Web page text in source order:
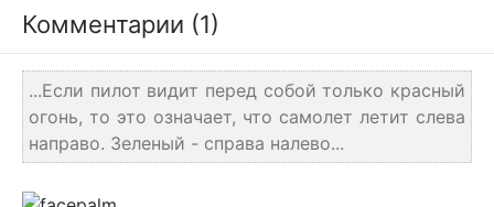
Комментарии (1)
...Если пилот видит перед собой только красный
огонь, то это означает, что самолет летит слева
направо. Зеленый - справа налево...